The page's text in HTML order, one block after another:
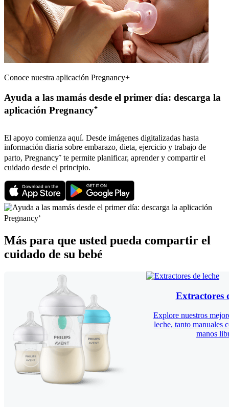
Conoce nuestra aplicación Pregnancy+
Ayuda a las mamás desde el primer día: descarga la
aplicación Pregnancy⁺
El apoyo comienza aquí. Desde imágenes digitalizadas hasta
información diaria sobre embarazo, dieta, ejercicio y trabajo de
parto, Pregnancy⁺ te permite planificar, aprender y compartir el
cuidado desde el principio.
Más para que usted pueda compartir el
cuidado de su bebé
Extractores
Explore nuestros
leche, tanto manuales
manos